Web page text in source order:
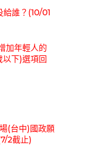
誰？(10/01
加年輕人的
下)選項回
(台中)國政願
2截止)